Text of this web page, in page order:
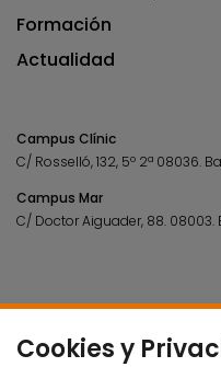
Cookies y
Formación
Actualidad
Campus Clínic
C/ Rosselló, 132, 5º 2ª 08036.
Campus Mar
C/ Doctor Aiguader, 88. 08003.